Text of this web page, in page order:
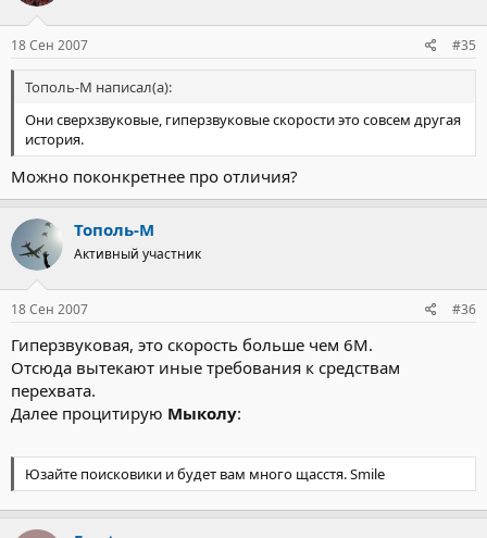
18 Сен 2007 #35
Тополь-М написал(а):
Они сверхзвуковые, гиперзвуковые скорости это совсем другая
история.
Можно поконкретнее про отличия?
Тополь-М
Активный участник
18 Сен 2007 #36
Гиперзвуковая, это скорость больше чем 6М.
Отсюда вытекают иные требования к средствам
перехвата.
Далее процитирую Мыколу:
Юзайте поисковики и будет вам много щасстя. Smile